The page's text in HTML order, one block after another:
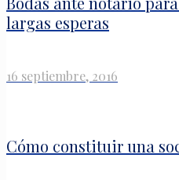
largas esperas
16 septiembre, 2016
Cómo constituir una